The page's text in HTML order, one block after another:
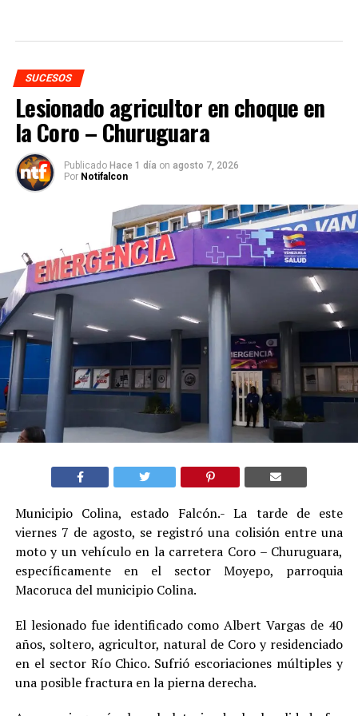
SUCESOS
Lesionado agricultor en choque en
la Coro – Churuguara
Publicado Hace 1 día on agosto 7, 2026
Por Notifalcon
Municipio Colina, estado Falcón.- La tarde de este
viernes 7 de agosto, se registró una colisión entre una
moto y un vehículo en la carretera Coro – Churuguara,
específicamente en el sector Moyepo, parroquia
Macoruca del municipio Colina.
El lesionado fue identificado como Albert Vargas de 40
años, soltero, agricultor, natural de Coro y residenciado
en el sector Río Chico. Sufrió escoriaciones múltiples y
una posible fractura en la pierna derecha.